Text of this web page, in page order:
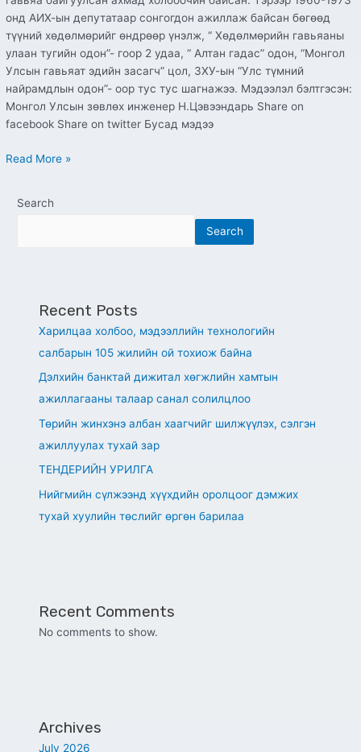
онд АИХ-ын депутатаар сонгогдон ажиллаж байсан бөгөөд
түүний хөдөлмөрийг өндрөөр үнэлж, “ Хөдөлмөрийн гавьяаны
улаан тугийн одон”- гоор 2 удаа, “ Алтан гадас” одон, “Монгол
Улсын гавьяат эдийн засагч” цол, ЗХУ-ын “Улс түмний
найрамдлын одон”- оор тус тус шагнажээ. Мэдээлэл бэлтгэсэн:
Монгол Улсын зөвлөх инженер Н.Цэвээндарь Share on
facebook Share on twitter Бусад мэдээ
Read More »
Search
Search
Recent Posts
Харилцаа холбоо, мэдээллийн технологийн
салбарын 105 жилийн ой тохиож байна
Дэлхийн банктай дижитал хөгжлийн хамтын
ажиллагааны талаар санал солилцлоо
Төрийн жинхэнэ албан хаагчийг шилжүүлэх, сэлгэн
ажиллуулах тухай зар
ТЕНДЕРИЙН УРИЛГА
Нийгмийн сүлжээнд хүүхдийн оролцоог дэмжих
тухай хуулийн төслийг өргөн барилаа
Recent Comments
No comments to show.
Archives
July 2026